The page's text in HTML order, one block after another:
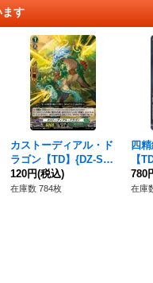
ます
カストーディアル・ド
ラゴン【TD】{DZ-SS
09/013}《ストイケイ
ア》
120円(税込)
在庫数 784枚
四
【
《
780
在庫